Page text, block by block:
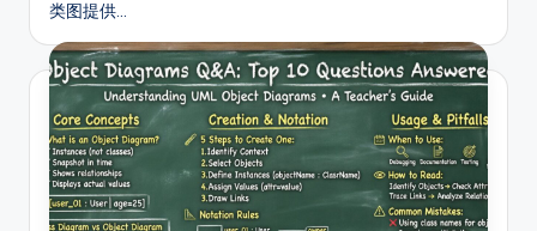
e
&
D
ig
it
a
类图提供…